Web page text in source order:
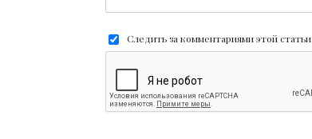
Следить за комментариями этой статьи